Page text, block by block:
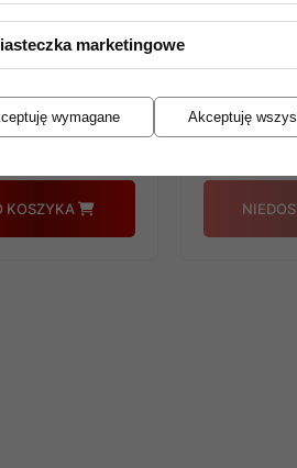
MC
DL-103
zł
KOSZYKA
1
marketingowe
wymagane Akceptuję